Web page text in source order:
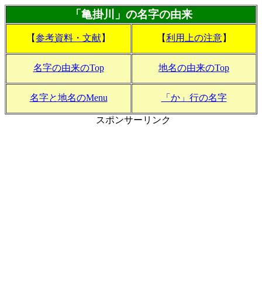
「亀掛川」の名字の由来
【参考資料・文献】 【利用上の注意】
名字の由来のTop 地名の由来のTop
名字と地名のMenu 「か」行の名字
スポンサーリンク